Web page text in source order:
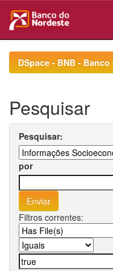
navigationDSpace - BNB -
Pesquisar
Pesquisar:
por
Filtros correntes: